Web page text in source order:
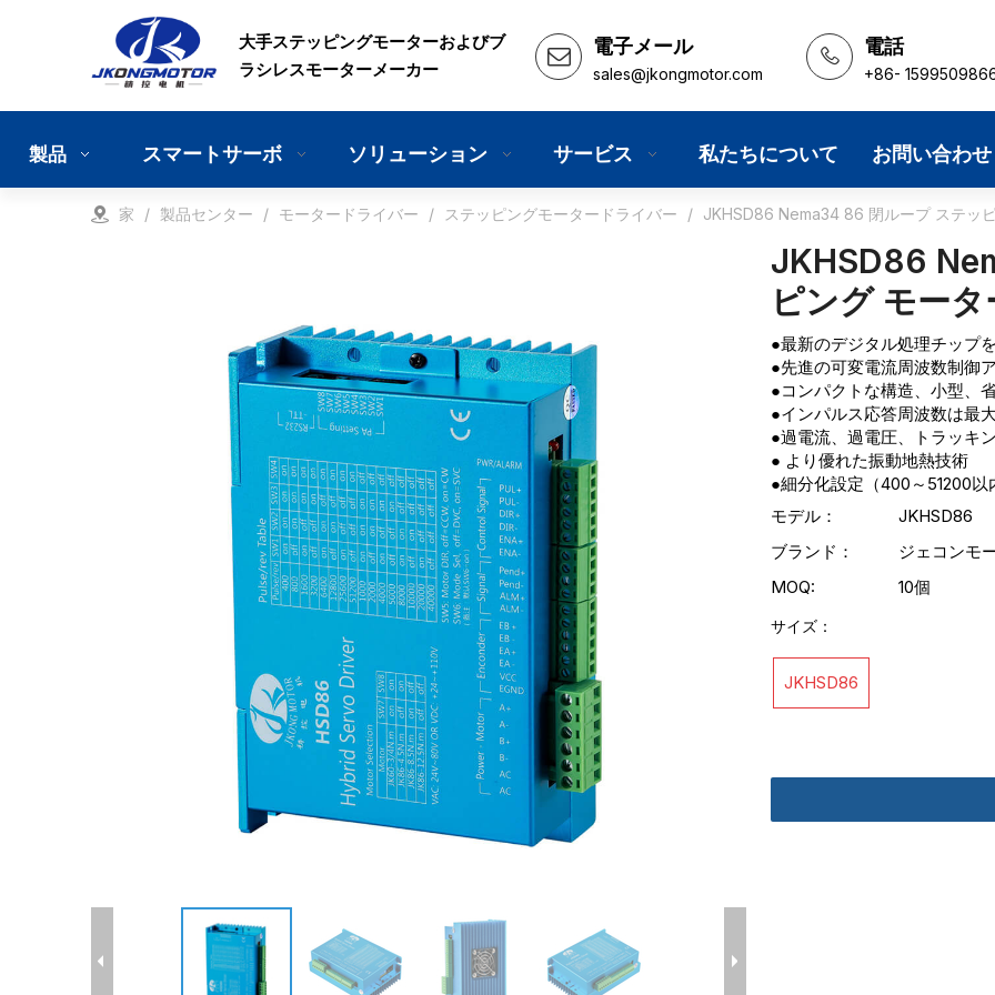
大手ステッピングモーターおよびブ
ラシレスモーターメーカー
電子メール
sales@jkongmotor.com
電話
+86-
製品 スマートサーボ ソリューション サービス 私たちについて お問い合わせ
家 / 製品センター / モータードライバー / ステッピングモータードライバー / JKHSD86 Nema34 86 閉ループ ステッ
JKHSD86
ピング モー
●最新のデジタル処理チップを
●先進の可変電流周波数制御
●コンパクトな構造、小型、
●インパルス応答周波数は最
●過電流、過電圧、トラッキ
● より優れた振動地熱技術
●細分化設定（400～51200以
モデル：
JKHSD86
ブランド：
ジェコンモ
MOQ:
10個
サイズ：
JKHSD86